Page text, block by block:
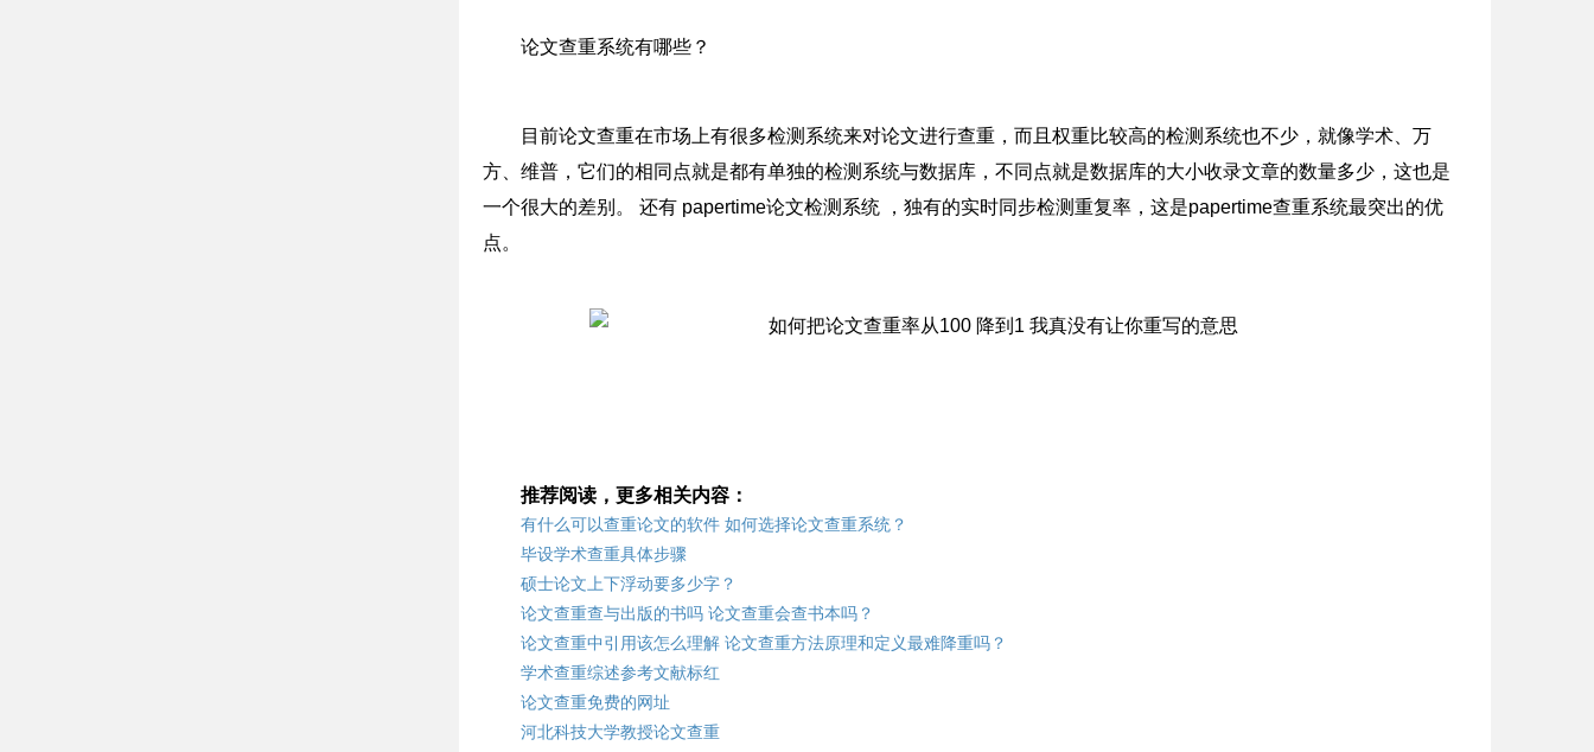
论文查重系统有哪些？
目前论文查重在市场上有很多检测系统来对论文进行查重，而且权重比较高的检测系统也不少，就像学术、万
方、维普，它们的相同点就是都有单独的检测系统与数据库，不同点就是数据库的大小收录文章的数量多少，这也是
一个很大的差别。 还有 papertime论文检测系统 ，独有的实时同步检测重复率，这是papertime查重系统最突出的优
点。
推荐阅读，更多相关内容：
有什么可以查重论文的软件 如何选择论文查重系统？
毕设学术查重具体步骤
硕士论文上下浮动要多少字？
论文查重查与出版的书吗 论文查重会查书本吗？
论文查重中引用该怎么理解 论文查重方法原理和定义最难降重吗？
学术查重综述参考文献标红
论文查重免费的网址
河北科技大学教授论文查重